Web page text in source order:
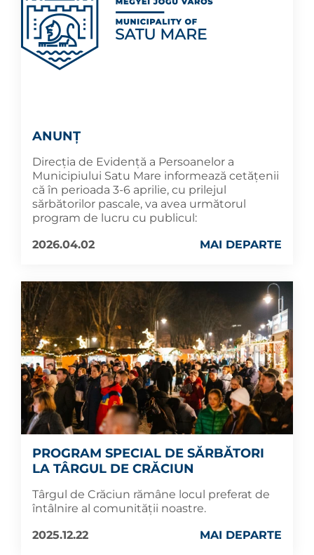
ANUNȚ
Direcția de Evidență a Persoanelor a
Municipiului Satu Mare informează cetățenii
că în perioada 3-6 aprilie, cu prilejul
sărbătorilor pascale, va avea următorul
program de lucru cu publicul:
2026.04.02
MAI DEPARTE
PROGRAM SPECIAL DE SĂRBĂTORI
LA TÂRGUL DE CRĂCIUN
Târgul de Crăciun rămâne locul preferat de
întâlnire al comunității noastre.
2025.12.22
MAI DEPARTE